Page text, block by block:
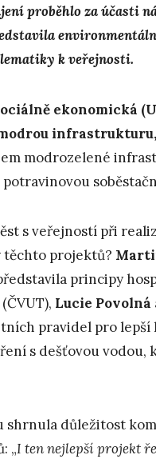
proběhlo za účasti
k veřejnosti.
ekonomická
infrastrukturu,
modrozelené
s veřejností při
těchto projektů?
principy
(ČVUT), Lucie Povolná
pravidel pro
s dešťovou vodou,
shrnula důležitost
„I ten nejlepší projekt